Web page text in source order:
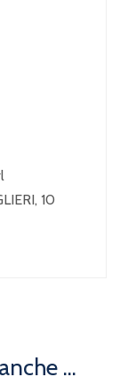
10
...